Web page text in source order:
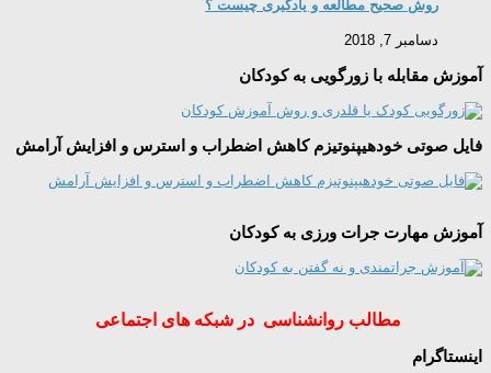
روش صحیح مطالعه و یادگیری چیست ؟
دسامبر 7, 2018
آموزش مقابله با زورگویی به کودکان
فایل صوتی خودهیپنوتیزم کاهش اضطراب و استرس و افزایش آرامش
آموزش مهارت جرات ورزی به کودکان
مطالب روانشناسی در شبکه های اجتماعی
اینستاگرام